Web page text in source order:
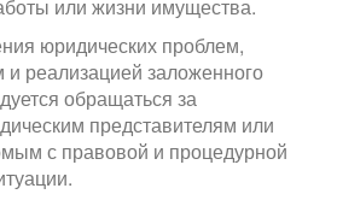
или жизни имущества.
юридических проблем,
и реализацией заложенного
обращаться за
представителям или
с правовой и процедурной